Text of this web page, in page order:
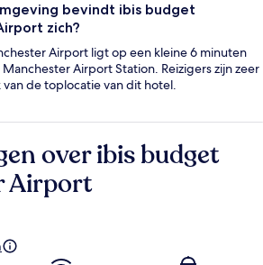
bevindt ibis budget
zich?
Airport ligt op een kleine 6 minuten
Airport Station. Reizigers zijn zeer
de toplocatie van dit hotel.
over ibis budget
Airport